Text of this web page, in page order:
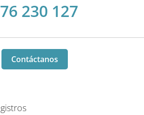
230 127
Contáctanos